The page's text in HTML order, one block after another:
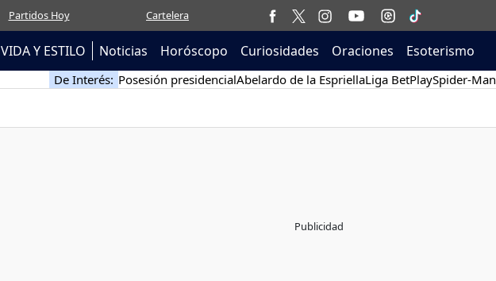
Partidos Hoy Cartelera
VIDA Y ESTILO Noticias Horóscopo Curiosidades Oraciones Esoterismo
De Interés: Posesión presidencialAbelardo de la EspriellaLiga BetPlaySpider-Man